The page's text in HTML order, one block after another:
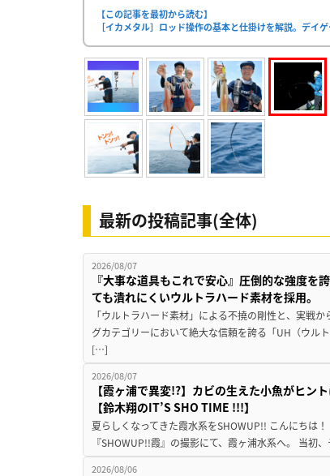
【この記事を最初から読む】
［イカメタル］ロッド操作の基本と仕掛けを解説。デイ
最新の投稿記事(全体)
2026/08/07
『大事な道具もこれで安心』圧倒的な強度を
ても潰れにくいウルトラハード素材を採用。
「ウルトラハード素材」による不撓の剛性と、実戦
グカテゴリーにおいて絶大な信頼を誇る「UH（ウル
[…]
2026/08/07
【霞ヶ浦で異変!?】カビの生えた小魚がヒ
【鈴木翔のIT’S SHO TIME !!!】
夏らしくなってきた霞水系をSHOWUP!! こんにちは
『SHOWUP!!霞』の撮影にて、霞ヶ浦水系へ。 当初
2026/08/06